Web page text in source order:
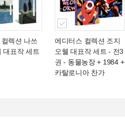
렉션 나쓰
대표작 세트
에디터스 컬렉션 조지
오웰 대표작 세트 - 전3
권 - 동물농장 + 1984 +
카탈로니아 찬가